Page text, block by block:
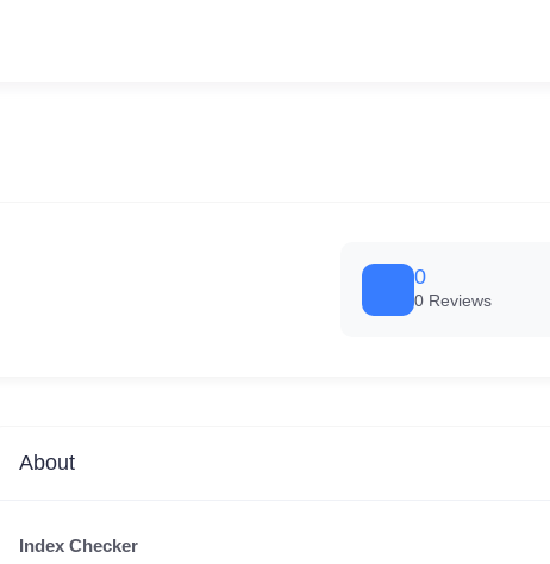
0
0 Reviews
About
Index Checker